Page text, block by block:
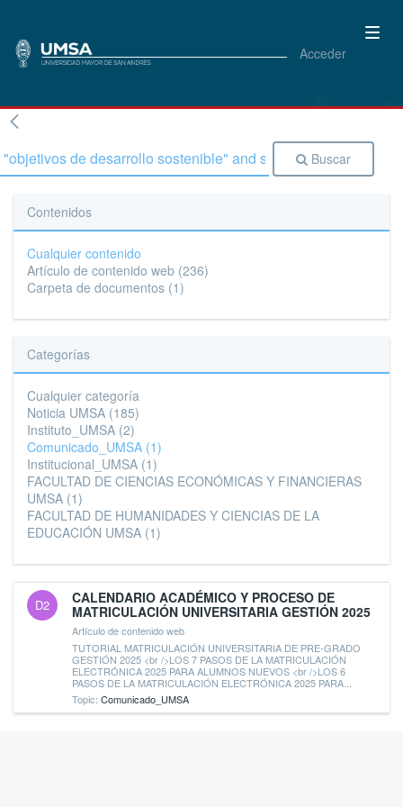
Acceder
Buscar
Contenidos
Cualquier contenido
Artículo de contenido web (236)
Carpeta de documentos (1)
Categorías
Cualquier categoría
Noticia UMSA (185)
Instituto_UMSA (2)
Comunicado_UMSA (1)
Institucional_UMSA (1)
FACULTAD DE CIENCIAS ECONÓMICAS Y FINANCIERAS
UMSA (1)
FACULTAD DE HUMANIDADES Y CIENCIAS DE LA
EDUCACIÓN UMSA (1)
D2
CALENDARIO ACADÉMICO Y PROCESO DE
MATRICULACIÓN UNIVERSITARIA GESTIÓN 2025
Artículo de contenido web
TUTORIAL MATRICULACIÓN UNIVERSITARIA DE PRE-GRADO
GESTIÓN 2025 <br />LOS 7 PASOS DE LA MATRICULACIÓN
ELECTRÓNICA 2025 PARA ALUMNOS NUEVOS <br />LOS 6
PASOS DE LA MATRICULACIÓN ELECTRÓNICA 2025 PARA...
Topic: Comunicado_UMSA